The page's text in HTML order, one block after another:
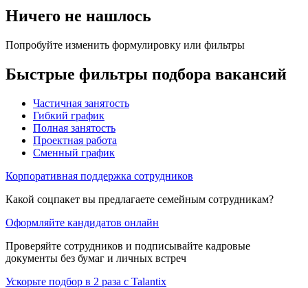
Ничего не нашлось
Попробуйте изменить формулировку или фильтры
Быстрые фильтры подбора вакансий
Частичная занятость
Гибкий график
Полная занятость
Проектная работа
Сменный график
Корпоративная поддержка сотрудников
Какой соцпакет вы предлагаете семейным сотрудникам?
Оформляйте кандидатов онлайн
Проверяйте сотрудников и подписывайте кадровые
документы без бумаг и личных встреч
Ускорьте подбор в 2 раза с Talantix